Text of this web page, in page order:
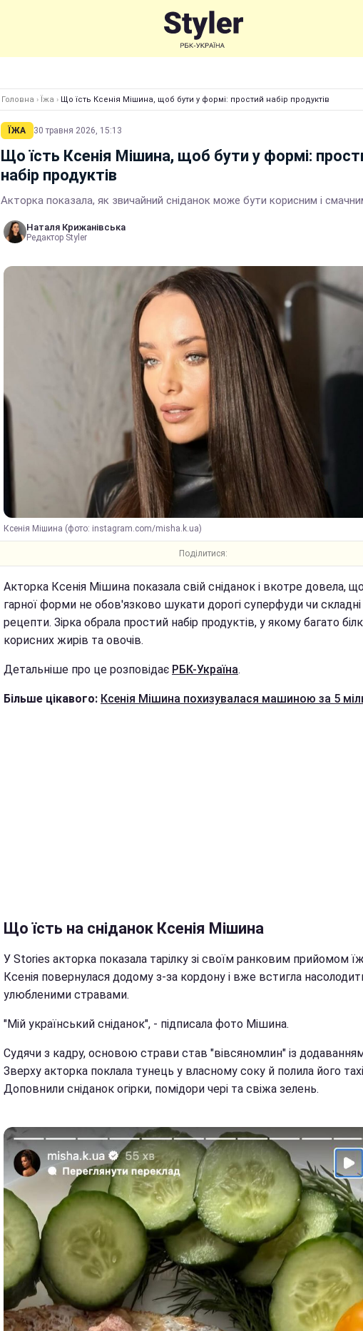
Головна › Їжа › Що їсть Ксенія Мішина, щоб бути у формі: простий набір продуктів
ЇЖА 30 травня 2026, 15:13
Що їсть Ксенія Мішина, щоб бути у формі:
набір продуктів
Акторка показала, як звичайний сніданок може бути корисним і
Наталя Крижанівська
Редактор Styler
Ксенія Мішина (фото: instagram.com/misha.k.ua)
Поділитися:
Акторка Ксенія Мішина показала свій сніданок і вкотре довела,
гарної форми не обов'язково шукати дорогі суперфуди чи складні
рецепти. Зірка обрала простий набір продуктів, у якому багато
корисних жирів та овочів.
Детальніше про це розповідає РБК-Україна.
Більше цікавого: Ксенія Мішина похизувалася машиною за 5
Що їсть на сніданок Ксенія Мішина
У Stories акторка показала тарілку зі своїм ранковим прийомом
Ксенія повернулася додому з-за кордону і вже встигла
улюбленими стравами.
"Мій український сніданок", - підписала фото Мішина.
Судячи з кадру, основою страви став "вівсяномлин" із додаванням
Зверху акторка поклала тунець у власному соку й полила його
Доповнили сніданок огірки, помідори чері та свіжа зелень.